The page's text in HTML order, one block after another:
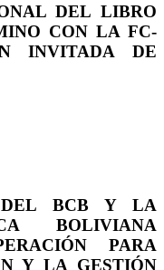
DEL LIBRO
CON LA FC-
INVITADA DE
DEL BCB Y LA
BOLIVIANA
PARA
Y LA GESTIÓN